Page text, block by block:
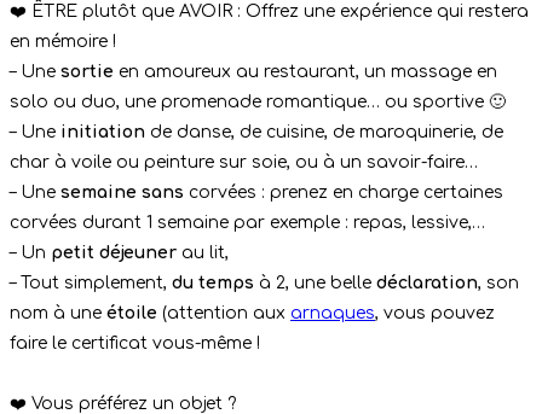
❤️ ÊTRE plutôt que AVOIR : Offrez une expérience qui restera
en mémoire !
– Une sortie en amoureux au restaurant, un massage en
solo ou duo, une promenade romantique… ou sportive 🙂
– Une initiation de danse, de cuisine, de maroquinerie, de
char à voile ou peinture sur soie, ou à un savoir-faire…
– Une semaine sans corvées : prenez en charge certaines
corvées durant 1 semaine par exemple : repas, lessive,…
– Un petit déjeuner au lit,
– Tout simplement, du temps à 2, une belle déclaration, son
nom à une étoile (attention aux arnaques, vous pouvez
faire le certificat vous-même !
❤️ Vous préférez un objet ?